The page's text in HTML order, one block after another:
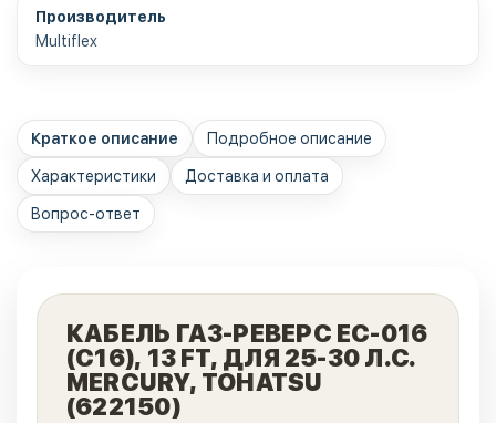
Производитель
Multiflex
Краткое описание Подробное описание
Характеристики Доставка и оплата
Вопрос-ответ
КАБЕЛЬ ГАЗ-РЕВЕРС EC-016
(C16), 13 FT, ДЛЯ 25-30 Л.С.
MERCURY, TOHATSU
(622150)